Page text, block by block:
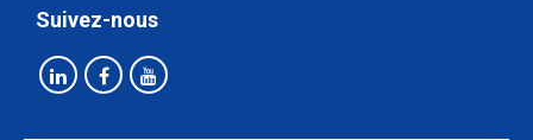
Suivez-nous